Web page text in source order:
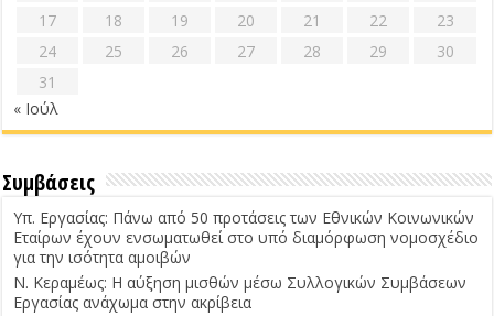
17
18 19 20 21 22
23
24
25 26 27 28 29
30
31
« Ιούλ
Συμβάσεις
Υπ. Εργασίας: Πάνω από 50 προτάσεις των Εθνικών Κοινωνικών
Εταίρων έχουν ενσωματωθεί στο υπό διαμόρφωση νομοσχέδιο
για την ισότητα αμοιβών
Ν. Κεραμέως: Η αύξηση μισθών μέσω Συλλογικών Συμβάσεων
Εργασίας ανάχωμα στην ακρίβεια